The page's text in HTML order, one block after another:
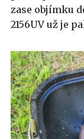
zase objímku
2156UV už je